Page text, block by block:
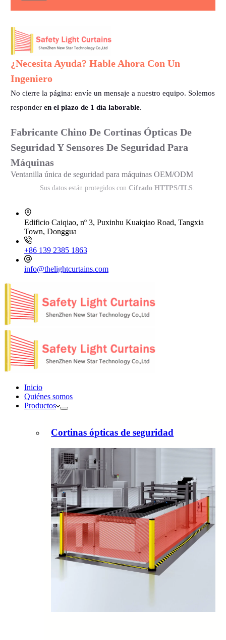
¿Necesita Ayuda? Hable Ahora Con Un
Ingeniero
No cierre la página: envíe un mensaje a nuestro equipo. Solemos
responderen el plazo de 1 día laborable.
Fabricante Chino De Cortinas Ópticas De
Seguridad Y Sensores De Seguridad Para
Máquinas
Ventanilla única de seguridad para máquinas OEM/ODM
Sus datos están protegidos con Cifrado HTTPS/TLS
Edificio Caiqiao, nº 3, Puxinhu Kuaiqiao Road, Tangxia
Town, Donggua
+86 139 2385 1863
info@thelightcurtains.com
Inicio
Quiénes somos
Productos
Cortinas ópticas de seguridad